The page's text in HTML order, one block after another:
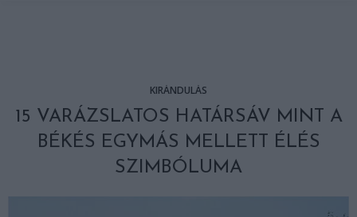
KIRÁNDULÁS
15 VARÁZSLATOS HATÁRSÁV MINT A
BÉKÉS EGYMÁS MELLETT ÉLÉS
SZIMBÓLUMA